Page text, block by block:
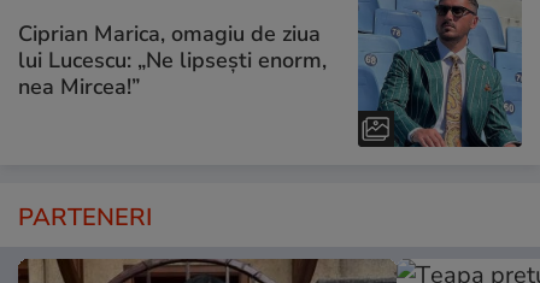
Ciprian Marica, omagiu de ziua
lui Lucescu: „Ne lipsești enorm,
nea Mircea!”
PARTENERI